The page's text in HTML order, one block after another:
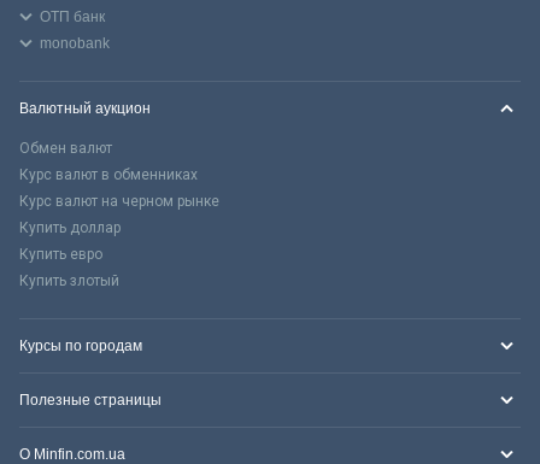
ОТП банк
monobank
Валютный аукцион
Обмен валют
Курс валют в обменниках
Курс валют на черном рынке
Купить доллар
Купить евро
Купить злотый
Курсы по городам
Полезные страницы
О Minfin.com.ua